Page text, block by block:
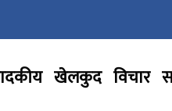
खेलकुद विचार